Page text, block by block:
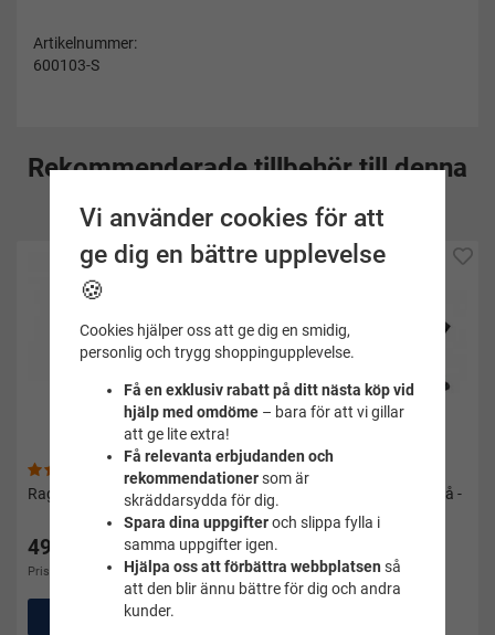
Artikelnummer:
600103-S
Rekommenderade tillbehör till denna
produkt
Raggsocka grå vuxen - Zokks
49 kr
Pris i andra butiker 69 kr
Strumpor i ull marin/vit/grå -
Zokks
49 kr
Pris i andra butiker 79 kr
Vi använder cookies för att
ge dig en bättre upplevelse
🍪
Cookies hjälper oss att ge dig en smidig,
personlig och trygg shoppingupplevelse.
Få en exklusiv rabatt på ditt nästa köp vid
hjälp med omdöme– bara för att vi gillar
att ge lite extra!
Få relevanta erbjudanden och
rekommendationersom är
skräddarsydda för dig.
Spara dina uppgifteroch slippa fylla i
samma uppgifter igen.
Hjälpa oss att förbättra webbplatsen så
att den blir ännu bättre för dig och andra
kunder.